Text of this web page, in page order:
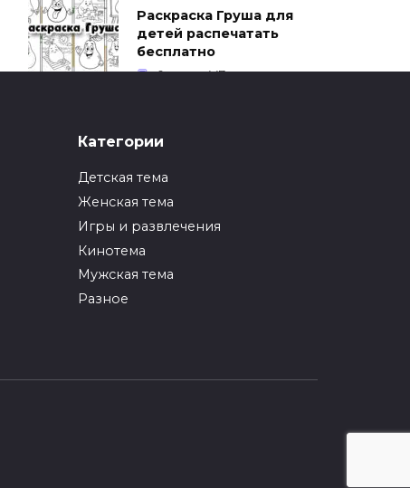
Раскраска Груша для
детей распечатать
бесплатно
0 447
Как упаковать вещи
0
Как вырастить ананас
из верхушки в
Категории
Детская тема
Женская тема
Игры и развлечения
Кинотема
Мужская тема
Разное